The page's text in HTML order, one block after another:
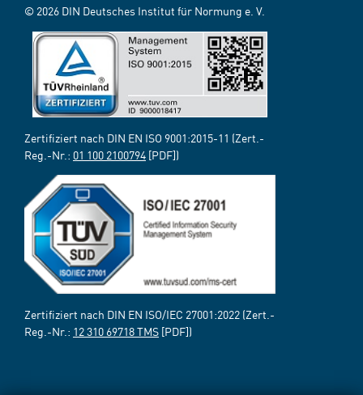
© 2026 DIN Deutsches Institut für Normung e. V.
Zertifiziert nach DIN EN ISO 9001:2015-11 (Zert.-
Reg.-Nr.: 01 100 2100794 [PDF])
Zertifiziert nach DIN EN ISO/IEC 27001:2022 (Zert.-
Reg.-Nr.: 12 310 69718 TMS [PDF])